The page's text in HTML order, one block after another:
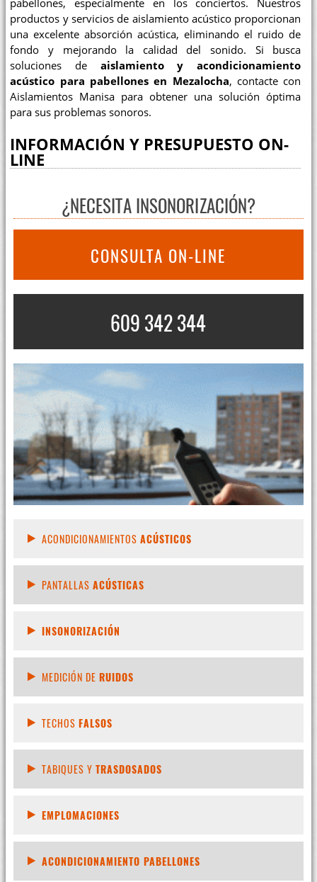
pabellones, especialmente en los conciertos. Nuestros
productos y servicios de aislamiento acústico proporcionan
una excelente absorción acústica, eliminando el ruido de
fondo y mejorando la calidad del sonido. Si busca
soluciones de aislamiento y acondicionamiento
acústico para pabellones en Mezalocha, contacte con
Aislamientos Manisa para obtener una solución óptima
para sus problemas sonoros.
INFORMACIÓN Y PRESUPUESTO ON-
LINE
¿NECESITA INSONORIZACIÓN?
CONSULTA ON-LINE
609 342 344
ACONDICIONAMIENTOS ACÚSTICOS
PANTALLAS ACÚSTICAS
INSONORIZACIÓN
MEDICIÓN DE RUIDOS
TECHOS FALSOS
TABIQUES Y TRASDOSADOS
EMPLOMACIONES
ACONDICIONAMIENTO PABELLONES